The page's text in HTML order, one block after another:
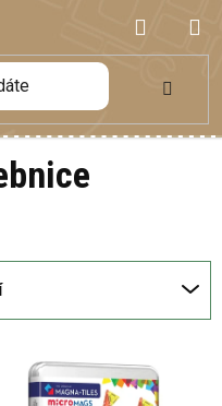
KOŠÍK